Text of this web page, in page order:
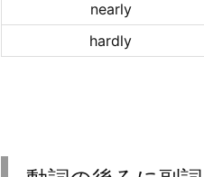
nearly
hardly